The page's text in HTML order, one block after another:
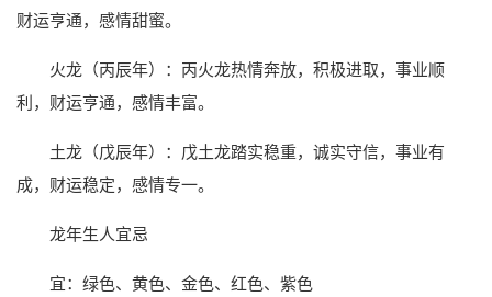
财运亨通，感情甜蜜。
火龙（丙辰年）：丙火龙热情奔放，积极进取，事业顺
利，财运亨通，感情丰富。
土龙（戊辰年）：戊土龙踏实稳重，诚实守信，事业有
成，财运稳定，感情专一。
龙年生人宜忌
宜：绿色、黄色、金色、红色、紫色